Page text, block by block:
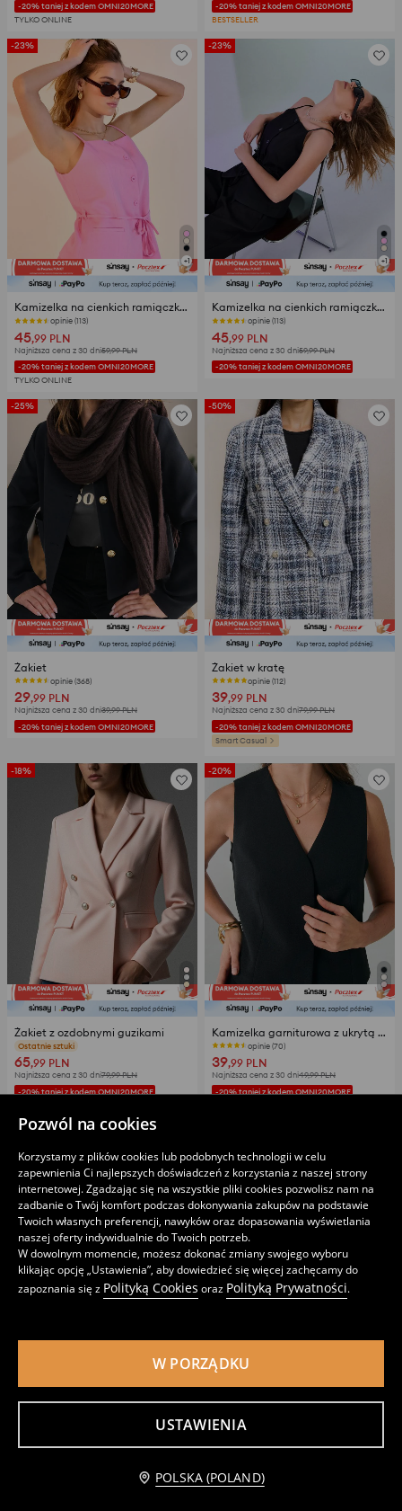
Pozwól na cookies
Korzystamy z plików cookies lub podobnych technologii w celu
zapewnienia Ci najlepszych doświadczeń z korzystania z naszej strony
internetowej. Zgadzając się na wszystkie pliki cookies pozwolisz nam na
zadbanie o Twój komfort podczas dokonywania zakupów na podstawie
Twoich własnych preferencji, nawyków oraz dopasowania wyświetlania
naszej oferty indywidualnie do Twoich potrzeb.
W dowolnym momencie, możesz dokonać zmiany swojego wyboru
klikając opcję „Ustawienia”, aby dowiedzieć się więcej zachęcamy do
zapoznania się z Polityką Cookies oraz Polityką Prywatności.
USTAWIENIA
W PORZĄDKU
POLSKA (POLAND)
-20% taniej z kodem OMNI20MORE
TYLKO ONLINE
-20% taniej z kodem OMNI20MORE
BESTSELLER
-23%
+1
Kamizelka na cienkich ramiączkach z wiskozą i domieszką lnu
opinie (113)
45,99 PLN
Najniższa cena z 30 dni59,99PLN
-20% taniej z kodem OMNI20MORE
TYLKO ONLINE
-23%
+1
Kamizelka na cienkich ramiączkach z wiskozą i domieszką lnu
opinie (113)
45,99 PLN
Najniższa cena z 30 dni59,99PLN
-20% taniej z kodem OMNI20MORE
-25%
Żakiet
opinie (368)
29,99 PLN
Najniższa cena z 30 dni39,99PLN
-20% taniej z kodem OMNI20MORE
-50%
Żakiet w kratę
opinie (112)
39,99 PLN
Najniższa cena z 30 dni79,99PLN
-20% taniej z kodem OMNI20MORE
Smart Casual
-18%
Żakiet z ozdobnymi guzikami
opinie (537)
65,99 PLN
Najniższa cena z 30 dni79,99PLN
-20% taniej z kodem OMNI20MORE
-20%
Kamizelka garniturowa z ukrytą plisą
opinie (70)
39,99 PLN
Najniższa cena z 30 dni49,99PLN
-20% taniej z kodem OMNI20MORE
-20% taniej z kodem OMNI20MORE